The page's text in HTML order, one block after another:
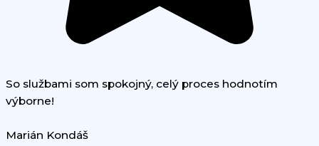
So službami som spokojný, celý proces hodnotím
výborne!
Marián Kondáš